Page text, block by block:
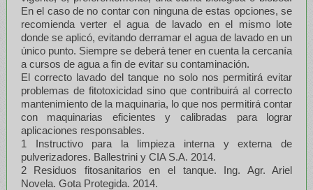
En el caso de no contar con ninguna de estas opciones, se
recomienda verter el agua de lavado en el mismo lote
donde se aplicó, evitando derramar el agua de lavado en un
único punto. Siempre se deberá tener en cuenta la cercanía
a cursos de agua a fin de evitar su contaminación.
El correcto lavado del tanque no solo nos permitirá evitar
problemas de fitotoxicidad sino que contribuirá al correcto
mantenimiento de la maquinaria, lo que nos permitirá contar
con maquinarias eficientes y calibradas para lograr
aplicaciones responsables.
1 Instructivo para la limpieza interna y externa de
pulverizadores. Ballestrini y CIA S.A. 2014.
2 Residuos fitosanitarios en el tanque. Ing. Agr. Ariel
Novela. Gota Protegida. 2014.